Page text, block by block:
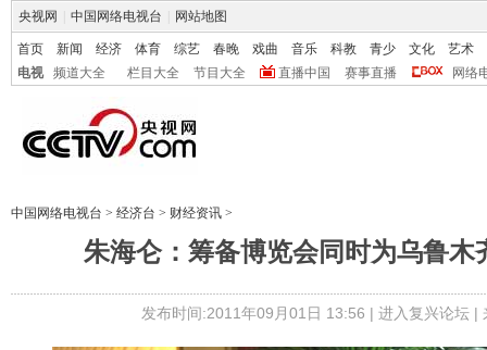
央视网 中国网络电视台 网站地图
首页 新闻 经济 体育 综艺 春晚 戏曲 音乐 科教 青少 文化
艺术
电视
频道大全 栏目大全 节目大全 直播中国 赛事直播 网络
中国网络电视台 > 经济台 > 财经资讯 >
朱海仑：筹备博览会同时为乌鲁木
发布时间:2011年09月01日 13:56 | 进入复兴论坛|